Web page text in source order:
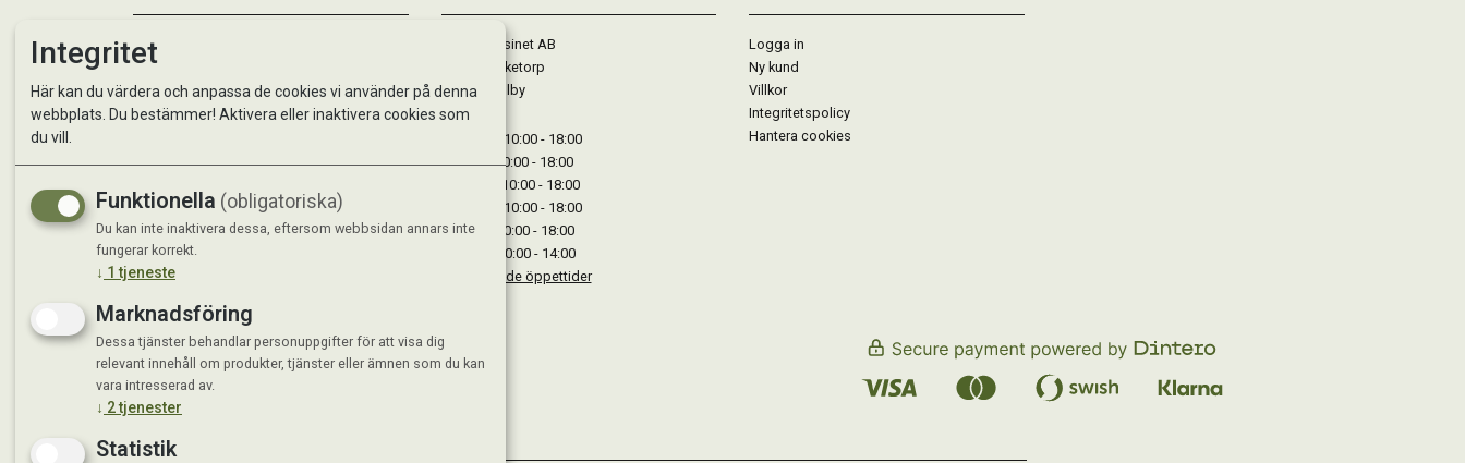
Kontakta oss
Om oss
StallMagasinet AB
Västra Lärketorp
59595 Mjölby
Måndag : 10:00 - 18:00
Tisdag : 10:00 - 18:00
Onsdag : 10:00 - 18:00
Torsdag : 10:00 - 18:00
Fredag : 10:00 - 18:00
Lördag : 10:00 - 14:00
Se avvikande öppettider
Logga in
Ny kund
Villkor
Integritetspolicy
Hantera cookies
Integritet
Här kan du värdera och anpassa de cookies vi använder på denna
webbplats. Du bestämmer! Aktivera eller inaktivera cookies som
du vill.
Funktionella (obligatoriska)
Du kan inte inaktivera dessa, eftersom webbsidan annars inte
fungerar korrekt.
↓ 1 tjeneste
Marknadsföring
Dessa tjänster behandlar personuppgifter för att visa dig
relevant innehåll om produkter, tjänster eller ämnen som du kan
vara intresserad av.
↓ 2tjenester
Statistik